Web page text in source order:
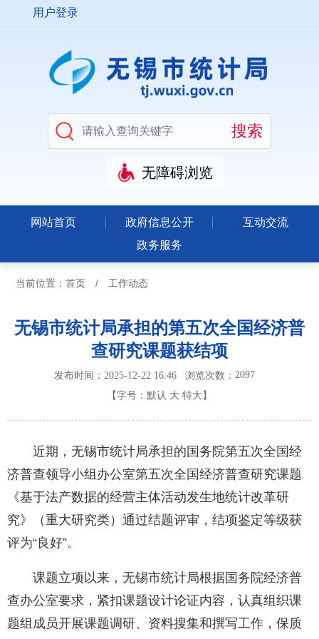
用户登录
无障碍浏览
网站首页 政府信息公开
互动交流
政务服务
当前位置： 首页 / 工作动态
无锡市统计局承担的第五次全国经济普
查研究课题获结项
发布时间：2025-12-22 16:46浏览次数：2097
【字号： 默认 大 特大 】
近期，无锡市统计局承担的国务院第五次全国经
济普查领导小组办公室第五次全国经济普查研究课题
《基于法产数据的经营主体活动发生地统计改革研
究》（重大研究类）通过结题评审，结项鉴定等级获
评为“良好”。
课题立项以来，无锡市统计局根据国务院经济普
查办公室要求，紧扣课题设计论证内容，认真组织课
题组成员开展课题调研、资料搜集和撰写工作，保质